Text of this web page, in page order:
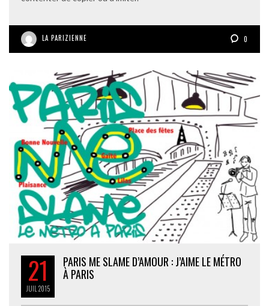
LA PARIZIENNE 0
21
JUIL 2015
PARIS ME SLAME D’AMOUR : J’AIME LE MÉTRO
À PARIS